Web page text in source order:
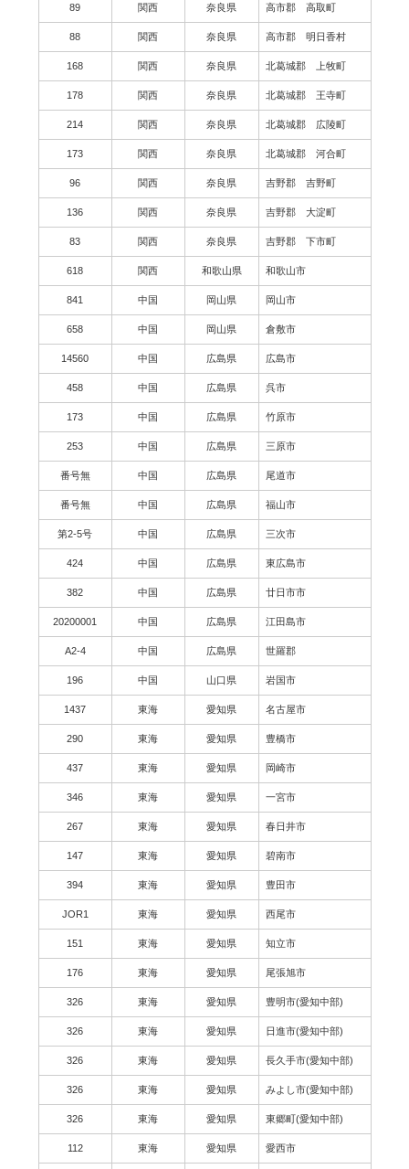
89 関西 奈良県 高市郡 高取町
88 関西 奈良県 高市郡 明日香村
168 関西 奈良県 北葛城郡 上牧町
178 関西 奈良県 北葛城郡 王寺町
214 関西 奈良県 北葛城郡 広陵町
173 関西 奈良県 北葛城郡 河合町
96 関西 奈良県 吉野郡 吉野町
136 関西 奈良県 吉野郡 大淀町
83 関西 奈良県 吉野郡 下市町
618 関西 和歌山県 和歌山市
841 中国 岡山県 岡山市
658 中国 岡山県 倉敷市
14560 中国 広島県 広島市
458 中国 広島県 呉市
173 中国 広島県 竹原市
253 中国 広島県 三原市
番号無 中国 広島県 尾道市
番号無 中国 広島県 福山市
第2-5号 中国 広島県 三次市
424 中国 広島県 東広島市
382 中国 広島県 廿日市市
20200001 中国 広島県 江田島市
A2-4 中国 広島県 世羅郡
196 中国 山口県 岩国市
1437 東海 愛知県 名古屋市
290 東海 愛知県 豊橋市
437 東海 愛知県 岡崎市
346 東海 愛知県 一宮市
267 東海 愛知県 春日井市
147 東海 愛知県 碧南市
394 東海 愛知県 豊田市
JOR1 東海 愛知県 西尾市
151 東海 愛知県 知立市
176 東海 愛知県 尾張旭市
326 東海 愛知県 豊明市(愛知中部)
326 東海 愛知県 日進市(愛知中部)
326 東海 愛知県 長久手市(愛知中部)
326 東海 愛知県 みよし市(愛知中部)
326 東海 愛知県 東郷町(愛知中部)
112 東海 愛知県 愛西市